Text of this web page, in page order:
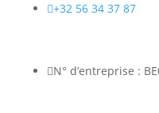
+32 56 34 37 87
N° d’entreprise :